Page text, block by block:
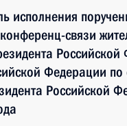
исполнения
связи
Федерации
Российской